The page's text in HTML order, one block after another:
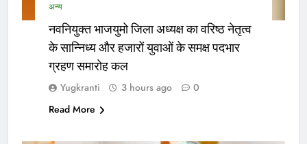
अन्य
नवनियुक्त भाजयुमो जिला अध्यक्ष का वरिष्ठ नेतृत्व
के सान्निध्य और हजारों युवाओं के समक्ष पदभार
ग्रहण समारोह कल
Yugkranti 3 hours ago
0
Read More